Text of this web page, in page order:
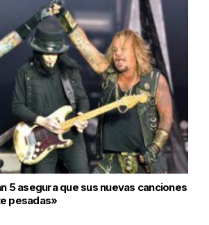
5 asegura que sus nuevas canciones
pesadas»